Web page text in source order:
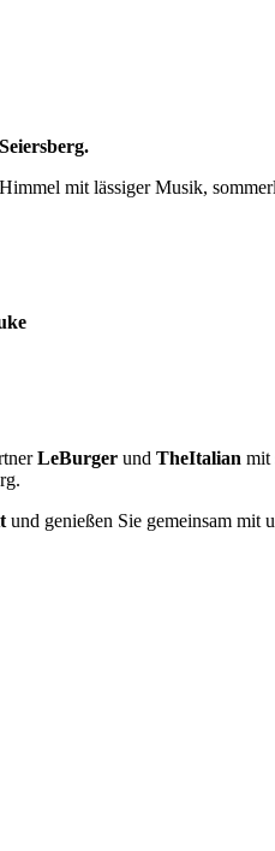
mit lässiger Musik,
LeBurger und TheItalian mit
und genießen Sie gemeinsam mit